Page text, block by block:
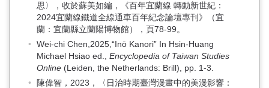
思〉，收於蘇美如編，《百年宜蘭線 轉動新世紀：
2024宜蘭線鐵道全線通車百年紀念論壇專刊》（宜
蘭：宜蘭縣立蘭陽博物館），頁78-99。
Wei-chi Chen,2025,“Inō Kanori” In Hsin-Huang
Michael Hsiao ed., Encyclopedia of Taiwan Studies
Online (Leiden, the Netherlands: Brill), pp. 1-3.
陳偉智，2023，〈日治時期臺灣漫畫中的美漫影響：